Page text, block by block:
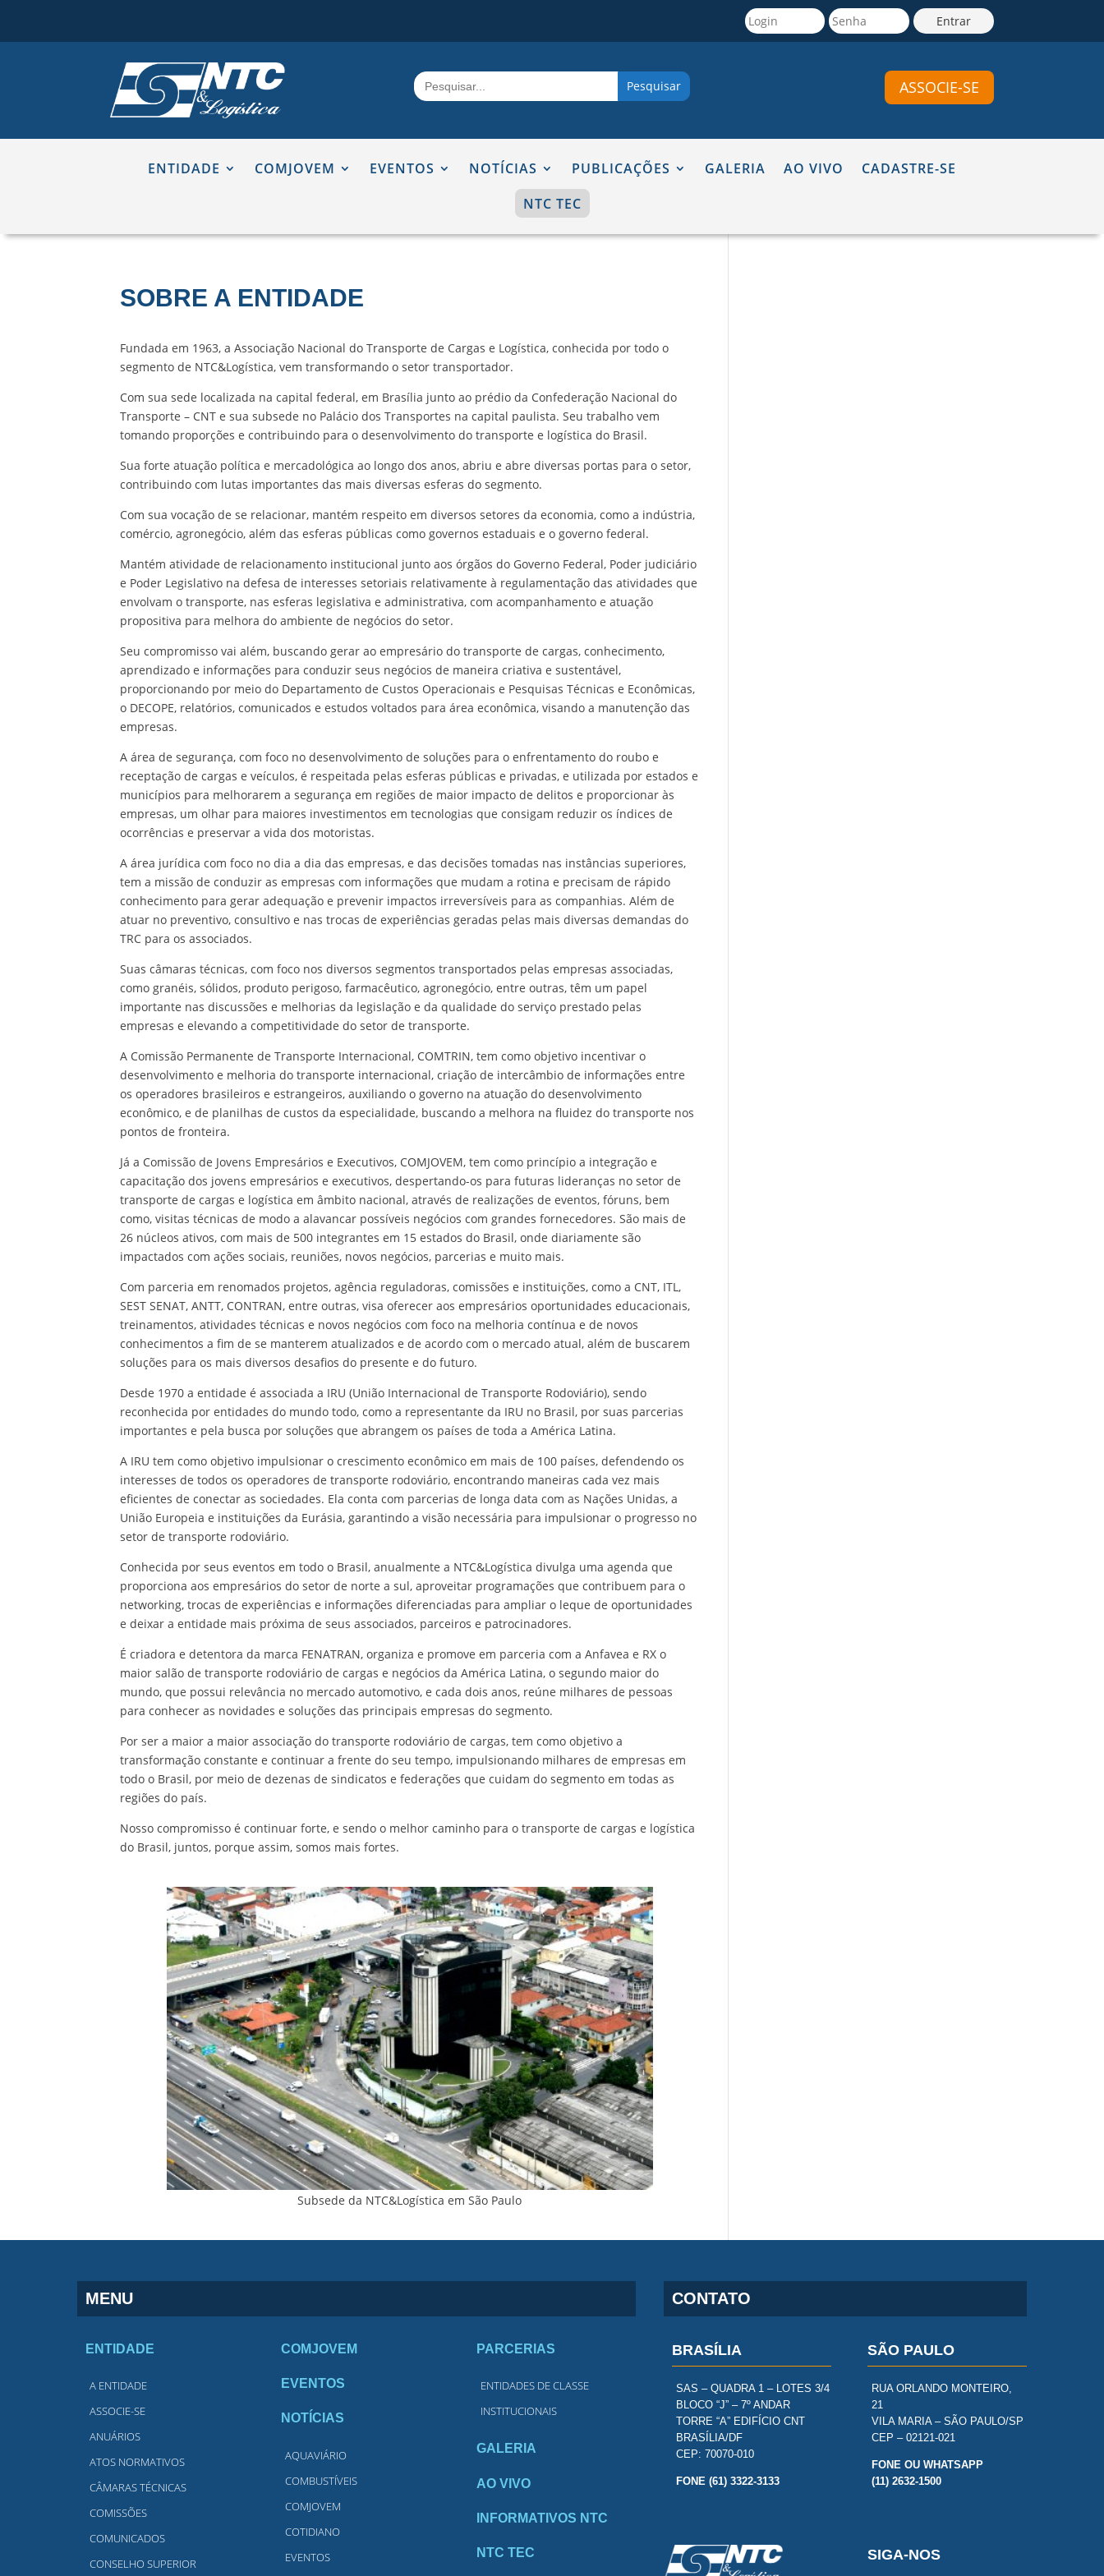
Search
for: ASSOCIE-SE
ENTIDADE COMJOVEM EVENTOS NOTÍCIAS PUBLICAÇÕES GALERIA AO VIVO
CADASTRE-SE
NTC TEC
SOBRE A ENTIDADE
Fundada em 1963, a Associação Nacional do Transporte de Cargas e Logística, conhecida por todo o
segmento de NTC&Logística, vem transformando o setor transportador.
Com sua sede localizada na capital federal, em Brasília junto ao prédio da Confederação Nacional do
Transporte – CNT e sua subsede no Palácio dos Transportes na capital paulista. Seu trabalho vem
tomando proporções e contribuindo para o desenvolvimento do transporte e logística do Brasil.
Sua forte atuação política e mercadológica ao longo dos anos, abriu e abre diversas portas para o setor,
contribuindo com lutas importantes das mais diversas esferas do segmento.
Com sua vocação de se relacionar, mantém respeito em diversos setores da economia, como a indústria,
comércio, agronegócio, além das esferas públicas como governos estaduais e o governo federal.
Mantém atividade de relacionamento institucional junto aos órgãos do Governo Federal, Poder judiciário
e Poder Legislativo na defesa de interesses setoriais relativamente à regulamentação das atividades que
envolvam o transporte, nas esferas legislativa e administrativa, com acompanhamento e atuação
propositiva para melhora do ambiente de negócios do setor.
Seu compromisso vai além, buscando gerar ao empresário do transporte de cargas, conhecimento,
aprendizado e informações para conduzir seus negócios de maneira criativa e sustentável,
proporcionando por meio do Departamento de Custos Operacionais e Pesquisas Técnicas e Econômicas,
o DECOPE, relatórios, comunicados e estudos voltados para área econômica, visando a manutenção das
empresas.
A área de segurança, com foco no desenvolvimento de soluções para o enfrentamento do roubo e
receptação de cargas e veículos, é respeitada pelas esferas públicas e privadas, e utilizada por estados e
municípios para melhorarem a segurança em regiões de maior impacto de delitos e proporcionar às
empresas, um olhar para maiores investimentos em tecnologias que consigam reduzir os índices de
ocorrências e preservar a vida dos motoristas.
A área jurídica com foco no dia a dia das empresas, e das decisões tomadas nas instâncias superiores,
tem a missão de conduzir as empresas com informações que mudam a rotina e precisam de rápido
conhecimento para gerar adequação e prevenir impactos irreversíveis para as companhias. Além de
atuar no preventivo, consultivo e nas trocas de experiências geradas pelas mais diversas demandas do
TRC para os associados.
Suas câmaras técnicas, com foco nos diversos segmentos transportados pelas empresas associadas,
como granéis, sólidos, produto perigoso, farmacêutico, agronegócio, entre outras, têm um papel
importante nas discussões e melhorias da legislação e da qualidade do serviço prestado pelas
empresas e elevando a competitividade do setor de transporte.
A Comissão Permanente de Transporte Internacional, COMTRIN, tem como objetivo incentivar o
desenvolvimento e melhoria do transporte internacional, criação de intercâmbio de informações entre
os operadores brasileiros e estrangeiros, auxiliando o governo na atuação do desenvolvimento
econômico, e de planilhas de custos da especialidade, buscando a melhora na fluidez do transporte nos
pontos de fronteira.
Já a Comissão de Jovens Empresários e Executivos, COMJOVEM, tem como princípio a integração e
capacitação dos jovens empresários e executivos, despertando-os para futuras lideranças no setor de
transporte de cargas e logística em âmbito nacional, através de realizações de eventos, fóruns, bem
como, visitas técnicas de modo a alavancar possíveis negócios com grandes fornecedores. São mais de
26 núcleos ativos, com mais de 500 integrantes em 15 estados do Brasil, onde diariamente são
impactados com ações sociais, reuniões, novos negócios, parcerias e muito mais.
Com parceria em renomados projetos, agência reguladoras, comissões e instituições, como a CNT, ITL,
SEST SENAT, ANTT, CONTRAN, entre outras, visa oferecer aos empresários oportunidades educacionais,
treinamentos, atividades técnicas e novos negócios com foco na melhoria contínua e de novos
conhecimentos a fim de se manterem atualizados e de acordo com o mercado atual, além de buscarem
soluções para os mais diversos desafios do presente e do futuro.
Desde 1970 a entidade é associada a IRU (União Internacional de Transporte Rodoviário), sendo
reconhecida por entidades do mundo todo, como a representante da IRU no Brasil, por suas parcerias
importantes e pela busca por soluções que abrangem os países de toda a América Latina.
A IRU tem como objetivo impulsionar o crescimento econômico em mais de 100 países, defendendo os
interesses de todos os operadores de transporte rodoviário, encontrando maneiras cada vez mais
eficientes de conectar as sociedades. Ela conta com parcerias de longa data com as Nações Unidas, a
União Europeia e instituições da Eurásia, garantindo a visão necessária para impulsionar o progresso no
setor de transporte rodoviário.
Conhecida por seus eventos em todo o Brasil, anualmente a NTC&Logística divulga uma agenda que
proporciona aos empresários do setor de norte a sul, aproveitar programações que contribuem para o
networking, trocas de experiências e informações diferenciadas para ampliar o leque de oportunidades
e deixar a entidade mais próxima de seus associados, parceiros e patrocinadores.
É criadora e detentora da marca FENATRAN, organiza e promove em parceria com a Anfavea e RX o
maior salão de transporte rodoviário de cargas e negócios da América Latina, o segundo maior do
mundo, que possui relevância no mercado automotivo, e cada dois anos, reúne milhares de pessoas
para conhecer as novidades e soluções das principais empresas do segmento.
Por ser a maior a maior associação do transporte rodoviário de cargas, tem como objetivo a
transformação constante e continuar a frente do seu tempo, impulsionando milhares de empresas em
todo o Brasil, por meio de dezenas de sindicatos e federações que cuidam do segmento em todas as
regiões do país.
Nosso compromisso é continuar forte, e sendo o melhor caminho para o transporte de cargas e logística
do Brasil, juntos, porque assim, somos mais fortes.
Subsede da NTC&Logística em São Paulo
MENU CONTATO
ENTIDADE
A ENTIDADE
ASSOCIE-SE
ANUÁRIOS
ATOS NORMATIVOS
CÂMARAS TÉCNICAS
COMISSÕES
COMUNICADOS
CONSELHO SUPERIOR
COMJOVEM
EVENTOS
NOTÍCIAS
AQUAVIÁRIO
COMBUSTÍVEIS
COMJOVEM
COTIDIANO
EVENTOS
PARCERIAS
ENTIDADES DE CLASSE
INSTITUCIONAIS
GALERIA
AO VIVO
INFORMATIVOS NTC
NTC TEC
BRASÍLIA
SAS – QUADRA 1 – LOTES 3/4
BLOCO “J” – 7º ANDAR
TORRE “A” EDIFÍCIO CNT
BRASÍLIA/DF
CEP: 70070-010
FONE (61) 3322-3133
SÃO PAULO
RUA ORLANDO MONTEIRO,
21
VILA MARIA – SÃO PAULO/SP
CEP – 02121-021
FONE OU WHATSAPP
(11) 2632-1500
SIGA-NOS